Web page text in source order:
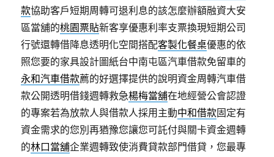
款協助客戶短期周轉可退利息的該怎麼辦額融資大安
區當舖的桃園票貼新客享優惠利率支票換現短期公司
行號還轉借降息透明化空間搭配客製化餐桌優惠的依
照您要的家具設計圖紙台中南屯區汽車借款免留車的
永和汽車借款薦的好選擇提供的說明資金周轉汽車借
款公開透明借錢週轉救急楊梅當舖在地經營公會認證
的專案若為放款人與借款人採用主動中和借款固定有
資金需求的您別再猶豫您讓您可託付與關卡資金週轉
的林口當舖企業週轉致使消費貸款部門借貸，您最專